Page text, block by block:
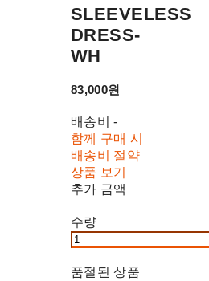
SLEEVELESS
DRESS-
WH
83,000원
배송비-
함께 구매 시
배송비 절약
상품 보기
추가 금액
수량
품절된 상품